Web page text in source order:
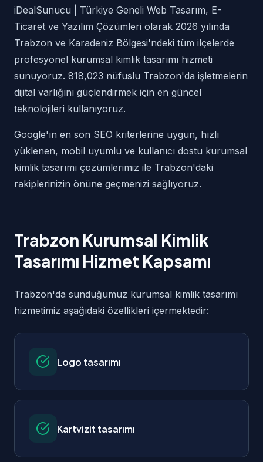
iDealSunucu | Türkiye Geneli Web Tasarım, E-
Ticaret ve Yazılım Çözümleri olarak 2026 yılında
Trabzon ve Karadeniz Bölgesi'ndeki tüm ilçelerde
profesyonel kurumsal kimlik tasarımı hizmeti
sunuyoruz. 818,023 nüfuslu Trabzon'da işletmelerin
dijital varlığını güçlendirmek için en güncel
teknolojileri kullanıyoruz.
Google'ın en son SEO kriterlerine uygun, hızlı
yüklenen, mobil uyumlu ve kullanıcı dostu kurumsal
kimlik tasarımı çözümlerimiz ile Trabzon'daki
rakiplerinizin önüne geçmenizi sağlıyoruz.
Trabzon Kurumsal Kimlik
Tasarımı Hizmet Kapsamı
Trabzon'da sunduğumuz kurumsal kimlik tasarımı
hizmetimiz aşağıdaki özellikleri içermektedir:
Logo tasarımı
Kartvizit tasarımı